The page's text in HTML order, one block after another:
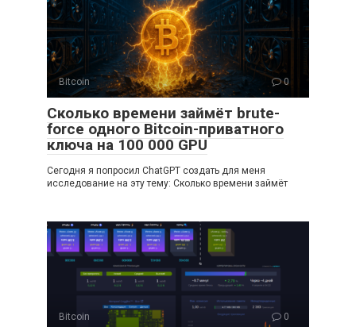
Bitcoin 0
Сколько времени займёт brute-
force одного Bitcoin-приватного
ключа на 100 000 GPU
Сегодня я попросил ChatGPT создать для меня
исследование на эту тему: Сколько времени займёт
Bitcoin 0